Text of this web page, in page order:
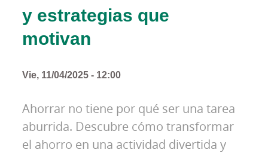
y estrategias que
motivan
Vie, 11/04/2025 - 12:00
Ahorrar no tiene por qué ser una tarea
aburrida. Descubre cómo transformar
el ahorro en una actividad divertida y